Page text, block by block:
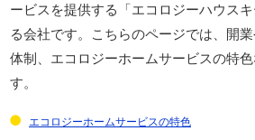
ービスを提供する「エコロジーハウス
る会社です。こちらのページでは、開
体制、エコロジーホームサービスの特
す。
エコロジーホームサービスの特色